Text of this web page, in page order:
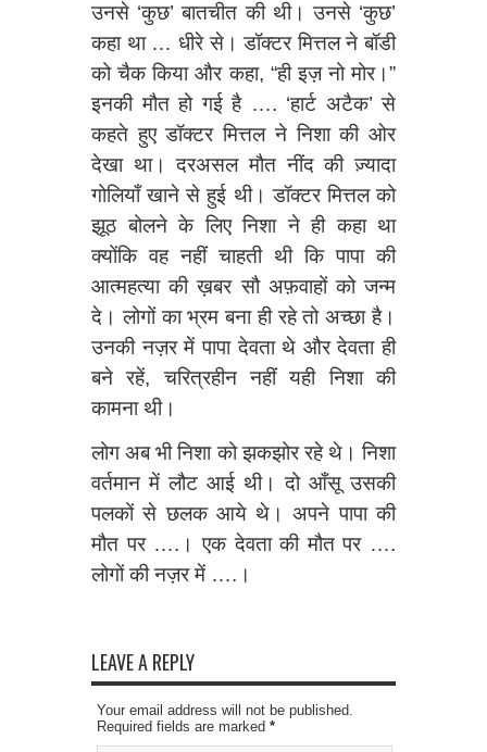
उनसे ‘कुछ’ बातचीत की थी। उनसे ‘कुछ’
कहा था … धीरे से। डॉक्टर मित्तल ने बॉडी
को चैक किया और कहा, “ही इज़ नो मोर।”
इनकी मौत हो गई है …. ‘हार्ट अटैक’ से
कहते हुए डॉक्टर मित्तल ने निशा की ओर
देखा था। दरअसल मौत नींद की ज़्यादा
गोलियाँ खाने से हुई थी। डॉक्टर मित्तल को
झूठ बोलने के लिए निशा ने ही कहा था
क्योंकि वह नहीं चाहती थी कि पापा की
आत्महत्या की ख़बर सौ अफ़वाहों को जन्म
दे। लोगों का भ्रम बना ही रहे तो अच्छा है।
उनकी नज़र में पापा देवता थे और देवता ही
बने रहें, चरित्रहीन नहीं यही निशा की
कामना थी।
लोग अब भी निशा को झकझोर रहे थे। निशा
वर्तमान में लौट आई थी। दो आँसू उसकी
पलकों से छलक आये थे। अपने पापा की
मौत पर ….। एक देवता की मौत पर ….
लोगों की नज़र में ….।
LEAVE A REPLY
Your email address will not be published.
Required fields are marked *